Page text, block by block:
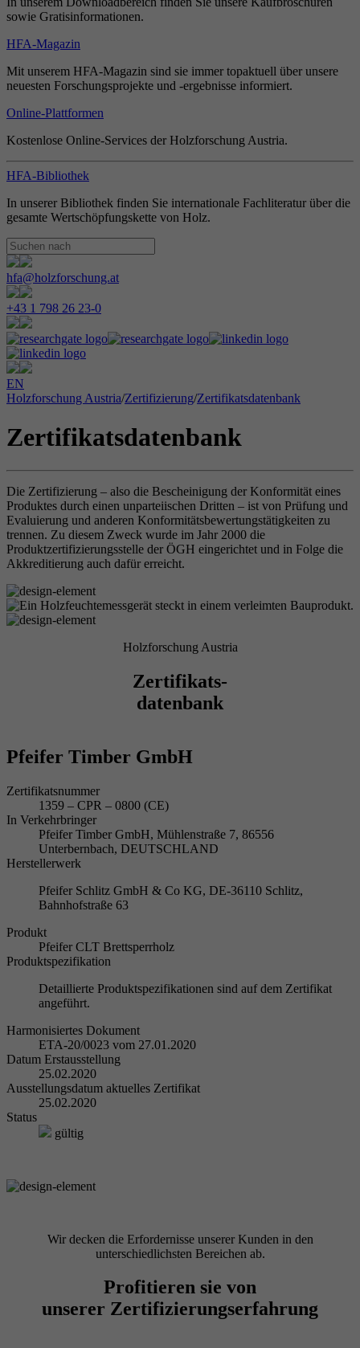
sowie Gratisinformationen.
HFA-Magazin
Mit unserem HFA-Magazin sind sie immer topaktuell über unsere
neuesten Forschungsprojekte und -ergebnisse informiert.
Online-Plattformen
Kostenlose Online-Services der Holzforschung Austria.
HFA-Bibliothek
In unserer Bibliothek finden Sie internationale Fachliteratur über die
gesamte Wertschöpfungskette von Holz.
hfa@holzforschung.at
+43 1 798 26 23-0
EN
Holzforschung Austria/Zertifizierung/Zertifikatsdatenbank
Zertifikatsdatenbank
Die Zertifizierung – also die Bescheinigung der Konformität eines
Produktes durch einen unparteiischen Dritten – ist von Prüfung und
Evaluierung und anderen Konformitätsbewertungstätigkeiten zu
trennen. Zu diesem Zweck wurde im Jahr 2000 die
Produktzertifizierungsstelle der ÖGH eingerichtet und in Folge die
Akkreditierung auch dafür erreicht.
Holzforschung Austria
Zertifikats-
datenbank
Pfeifer Timber GmbH
Zertifikatsnummer
1359 – CPR – 0800 (CE)
In Verkehrbringer
Pfeifer Timber GmbH, Mühlenstraße 7, 86556
Unterbernbach, DEUTSCHLAND
Herstellerwerk
Pfeifer Schlitz GmbH & Co KG, DE-36110 Schlitz,
Bahnhofstraße 63
Produkt
Pfeifer CLT Brettsperrholz
Produktspezifikation
Detaillierte Produktspezifikationen sind auf dem Zertifikat
angeführt.
Harmonisiertes Dokument
ETA-20/0023 vom 27.01.2020
Datum Erstausstellung
25.02.2020
Ausstellungsdatum aktuelles Zertifikat
25.02.2020
Status
gültig
Wir decken die Erfordernisse unserer Kunden in den
unterschiedlichsten Bereichen ab.
Profitieren sie von
unserer Zertifizierungserfahrung